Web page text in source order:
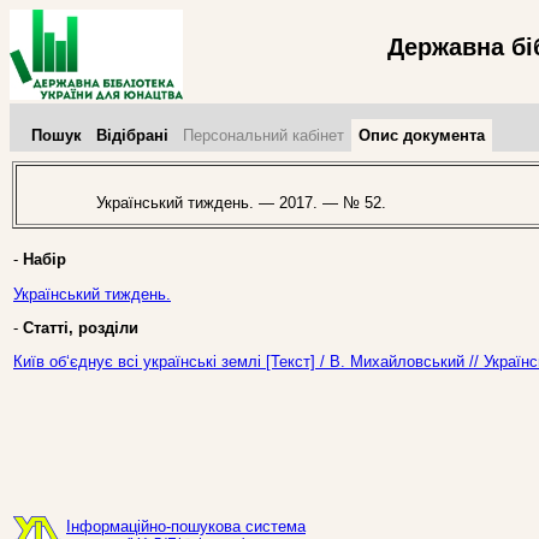
Державна
Пошук Відібрані Персональний кабінет Опис документа
Український тиждень. — 2017. — № 52.
- Набір
Український тиждень.
- Статті, розділи
Київ об‘єднує всі українські землі [Текст] / В. Михайловський //
Інформаційно-пошукова система